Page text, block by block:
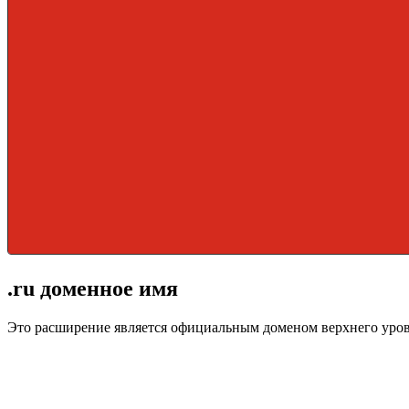
.ru доменное имя
Это расширение является официальным доменом верхнего